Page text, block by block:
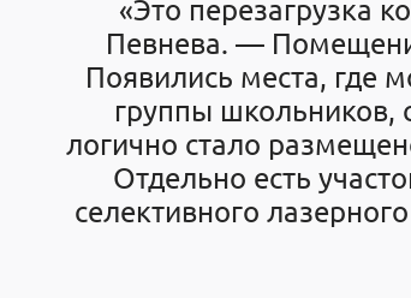
«Это перезагрузка
Певнева. —
Появились места, где
группы школьников,
логично стало
Отдельно есть
селективного